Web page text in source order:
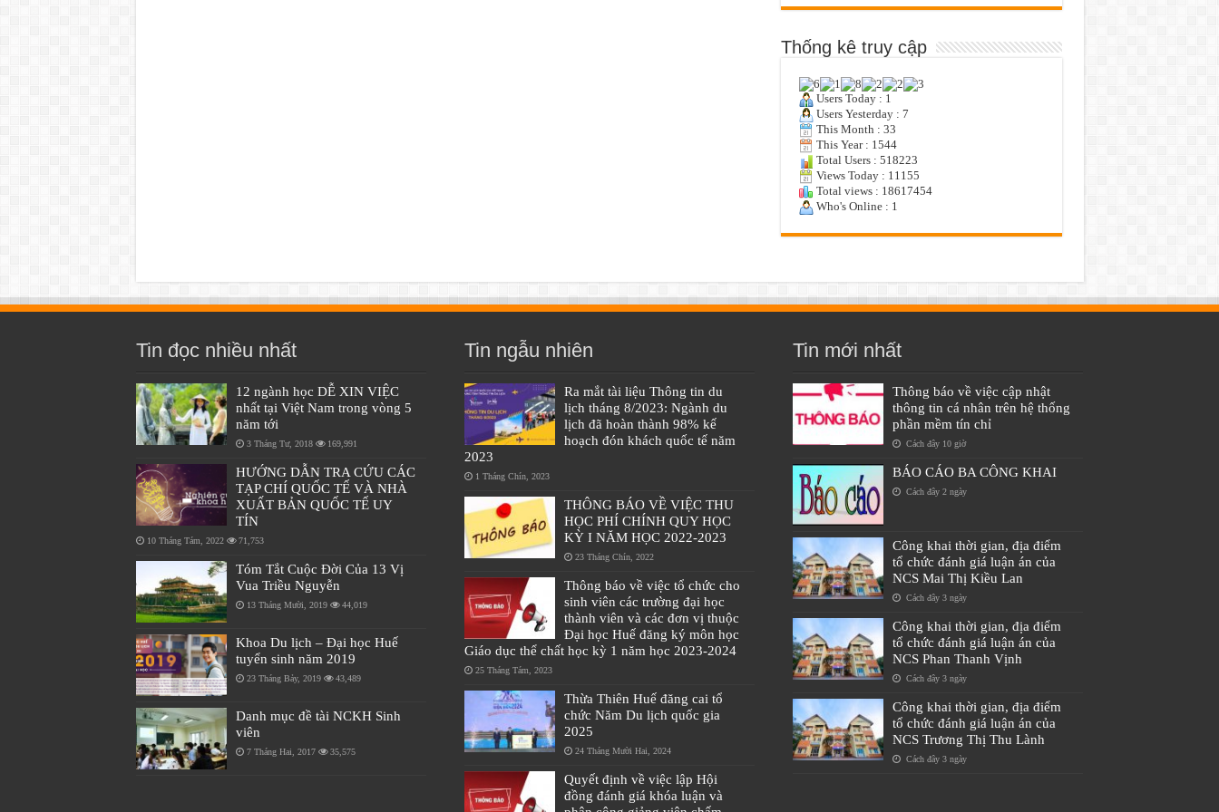
Thống kê truy cập
Users Today : 1
Users Yesterday : 7
This Month : 33
This Year : 1544
Total Users : 518223
Views Today : 11155
Total views : 18617454
Who's Online : 1
Tin đọc nhiều nhất
12 ngành học DỄ XIN VIỆC
nhất tại Việt Nam trong vòng 5
năm tới
3 Tháng Tư, 2018 169,991
HƯỚNG DẪN TRA CỨU CÁC
TẠP CHÍ QUỐC TẾ VÀ NHÀ
XUẤT BẢN QUỐC TẾ UY
TÍN
10 Tháng Tám, 2022 71,753
Tóm Tắt Cuộc Đời Của 13 Vị
Vua Triều Nguyễn
13 Tháng Mười, 2019 44,019
Khoa Du lịch – Đại học Huế
tuyển sinh năm 2019
23 Tháng Bảy, 2019 43,489
Danh mục đề tài NCKH Sinh
viên
7 Tháng Hai, 2017 35,575
Tin ngẫu nhiên
Ra mắt tài liệu Thông tin du
lịch tháng 8/2023: Ngành du
lịch đã hoàn thành 98% kế
hoạch đón khách quốc tế năm
2023
1 Tháng Chín, 2023
THÔNG BÁO VỀ VIỆC THU
HỌC PHÍ CHÍNH QUY HỌC
KỲ I NĂM HỌC 2022-2023
23 Tháng Chín, 2022
Thông báo về việc tổ chức cho
sinh viên các trường đại học
thành viên và các đơn vị thuộc
Đại học Huế đăng ký môn học
Giáo dục thể chất học kỳ 1 năm học 2023-2024
25 Tháng Tám, 2023
Thừa Thiên Huế đăng cai tổ
chức Năm Du lịch quốc gia
2025
24 Tháng Mười Hai, 2024
Quyết định về việc lập Hội
đồng đánh giá khóa luận và
Tin mới nhất
Thông báo về việc cập nhật
thông tin cá nhân trên hệ thống
phần mềm tín chỉ
Cách đây 10 giờ
BÁO CÁO BA CÔNG KHAI
Cách đây 2 ngày
Công khai thời gian, địa điểm
tổ chức đánh giá luận án của
NCS Mai Thị Kiều Lan
Cách đây 3 ngày
Công khai thời gian, địa điểm
tổ chức đánh giá luận án của
NCS Phan Thanh Vịnh
Cách đây 3 ngày
Công khai thời gian, địa điểm
tổ chức đánh giá luận án của
NCS Trương Thị Thu Lành
Cách đây 3 ngày